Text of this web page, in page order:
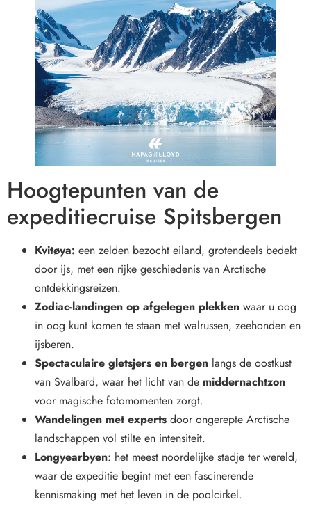
Hoogtepunten van de
expeditiecruise Spitsbergen
Kvitøya: een zelden bezocht eiland, grotendeels bedekt
door ijs, met een rijke geschiedenis van Arctische
ontdekkingsreizen.
Zodiac-landingen op afgelegen plekken waar u oog
in oog kunt komen te staan met walrussen, zeehonden en
ijsberen.
Spectaculaire gletsjers en bergen langs de oostkust
van Svalbard, waar het licht van de middernachtzon
voor magische fotomomenten zorgt.
Wandelingen met experts door ongerepte Arctische
landschappen vol stilte en intensiteit.
Longyearbyen: het meest noordelijke stadje ter wereld,
waar de expeditie begint met een fascinerende
kennismaking met het leven in de poolcirkel.